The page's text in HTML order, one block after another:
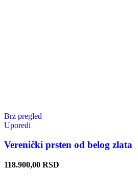
Brz pregled
Uporedi
Verenički prsten od belog zlata
118.900,00 RSD